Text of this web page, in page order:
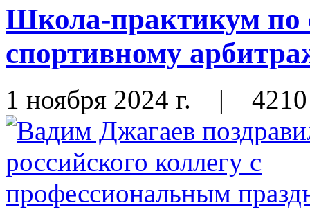
Школа-практикум по
спортивному
1 ноября 2024 г. | 4210